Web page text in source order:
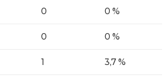
0 0 %
0 0 %
1 3,7 %